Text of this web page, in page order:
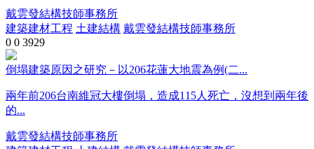
戴雲發結構技師事務所
建築建材工程 土建結構 戴雲發結構技師事務所
0 0 3929
倒塌建築原因之研究－以206花蓮大地震為例(二...
兩年前206台南維冠大樓倒塌，造成115人死亡，沒想到兩年後
的...
戴雲發結構技師事務所